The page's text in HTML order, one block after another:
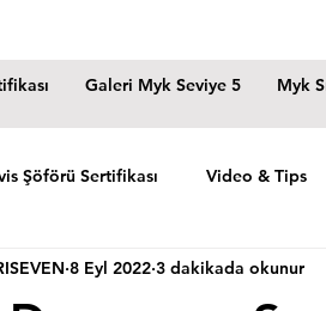
Galeri Myk Seviye 5 Myk
Şöförü Sertifikası Video & Tips
8 Eyl 2022 3 dakikada okunur